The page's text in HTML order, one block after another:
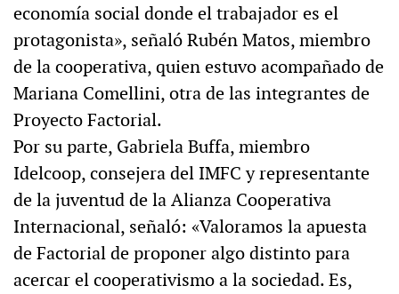
economía social donde el trabajador es el
protagonista», señaló Rubén Matos, miembro
de la cooperativa, quien estuvo acompañado de
Mariana Comellini, otra de las integrantes de
Proyecto Factorial.
Por su parte, Gabriela Buffa, miembro
Idelcoop, consejera del IMFC y representante
de la juventud de la Alianza Cooperativa
Internacional, señaló: «Valoramos la apuesta
de Factorial de proponer algo distinto para
acercar el cooperativismo a la sociedad. Es,